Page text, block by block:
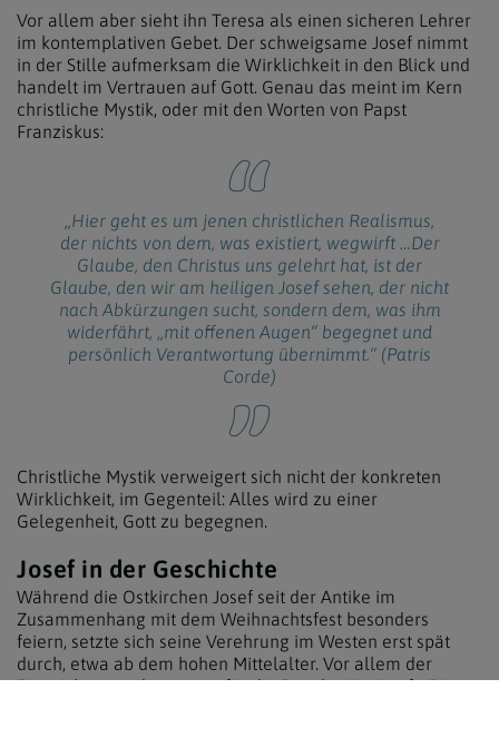
Vor allem aber sieht ihn Teresa als einen sicheren Lehrer
im kontemplativen Gebet. Der schweigsame Josef nimmt
in der Stille aufmerksam die Wirklichkeit in den Blick und
handelt im Vertrauen auf Gott. Genau das meint im Kern
christliche Mystik, oder mit den Worten von Papst
Franziskus:
„Hier geht es um jenen christlichen Realismus,
der nichts von dem, was existiert, wegwirft …Der
Glaube, den Christus uns gelehrt hat, ist der
Glaube, den wir am heiligen Josef sehen, der nicht
nach Abkürzungen sucht, sondern dem, was ihm
widerfährt, „mit offenen Augen“ begegnet und
persönlich Verantwortung übernimmt.“ (Patris
Corde)
Christliche Mystik verweigert sich nicht der konkreten
Wirklichkeit, im Gegenteil: Alles wird zu einer
Gelegenheit, Gott zu begegnen.
Josef in der Geschichte
Während die Ostkirchen Josef seit der Antike im
Zusammenhang mit dem Weihnachtsfest besonders
feiern, setzte sich seine Verehrung im Westen erst spät
durch, etwa ab dem hohen Mittelalter. Vor allem der
Franziskanerorden sorgte für die Popularität Josefs.Die